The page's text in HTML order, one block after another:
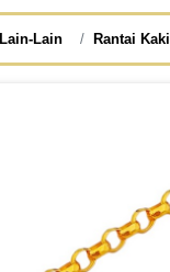
Lain-Lain Rantai Kaki